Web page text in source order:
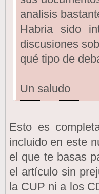
analisis
Habria sido
discusiones
qué tipo de
Un saludo
Esto es
incluido en este
el que te basas
el artículo sin
la CUP ni a los